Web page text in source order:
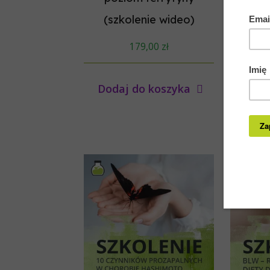
(szkolenie wideo)
179,00 zł
Dodaj do koszyka